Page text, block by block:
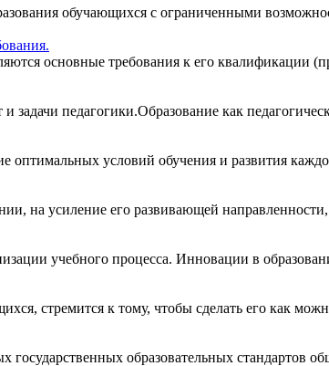
обучающихся с ограниченными
основные требования к его квалификации
задачи педагогики.Образование как
оптимальных условий обучения и развития
на усиление его развивающей
учебного процесса. Инновации в
стремится к тому, чтобы сделать его как
образовательных стандартов